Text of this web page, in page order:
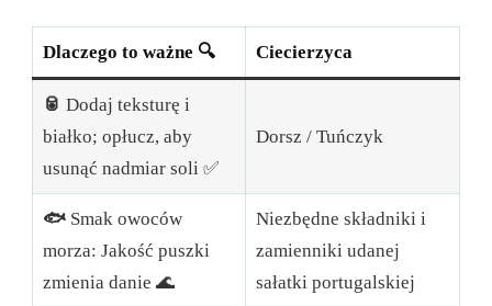
Dlaczego to ważne 🔍 Ciecierzyca
🥫 Dodaj teksturę i
białko; opłucz, aby
usunąć nadmiar soli ✅
Dorsz / Tuńczyk
🐟Smak owoców
morza: Jakość puszki
zmienia danie 🌊
Niezbędne składniki i
zamienniki udanej
sałatki portugalskiej